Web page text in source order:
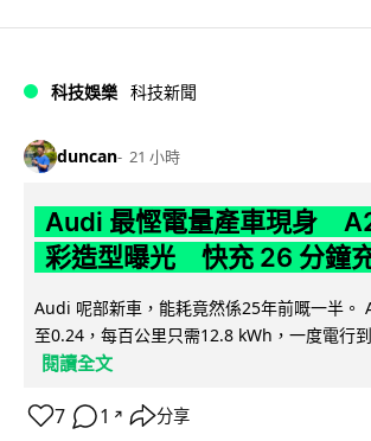
科技娛樂 科技新聞
duncan 21 小時
Audi 最慳電量產車現身
彩造型曝光 快充 26 分鐘
Audi 呢部新車，能耗竟然係25年前嘅一半。
至0.24，每百公里只需12.8 kWh，一度電行
閱讀全文
7 1 ↗ 分享